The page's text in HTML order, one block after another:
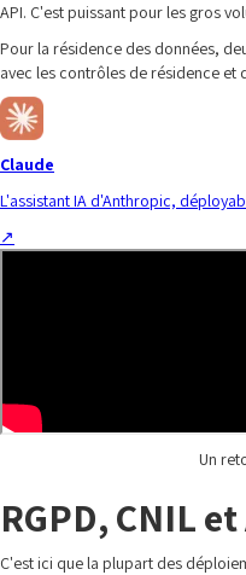
API. C'est puissant pour les gros
Pour la résidence des données,
avec les contrôles de résidence et
Claude
L'assistant IA d'Anthropic,
↗
Un
RGPD, CNIL
C'est ici que la plupart des